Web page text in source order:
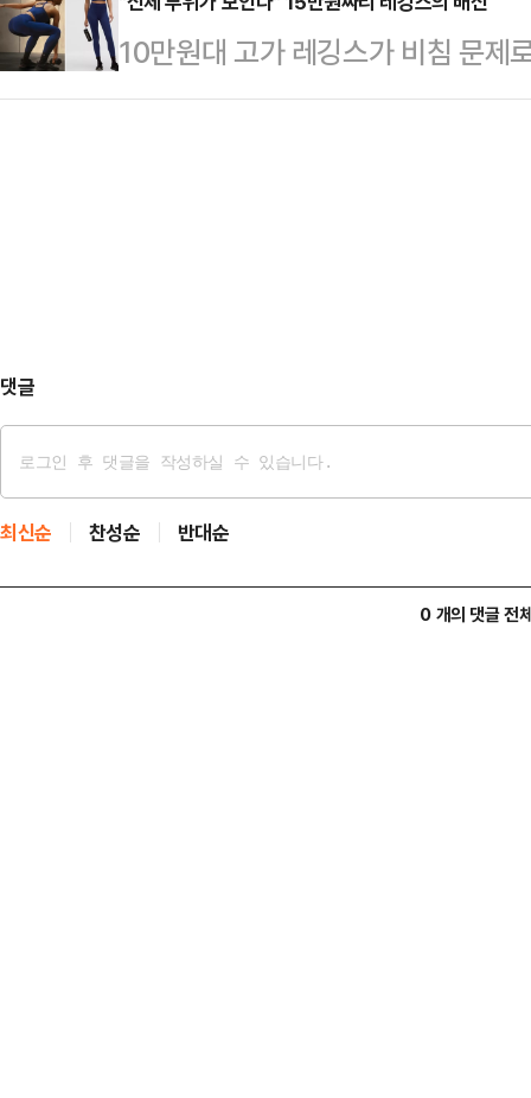
후보자 관련 비망록을 정리해 청문
'고발하겠다'고 했던 바로 그 비망
스 의혹에 대해…
찬했다.지난 21일 조선중앙통신에
온포근로자휴양소 준공식에 참석
되고 건축의 모든 요소가 주변의 자
10만원대 고가 레깅스가 비침 문제
매가 중단됐다.21일(현지시간) 블
댓글
최신순 찬성순 반대순
0 개의 댓글 전